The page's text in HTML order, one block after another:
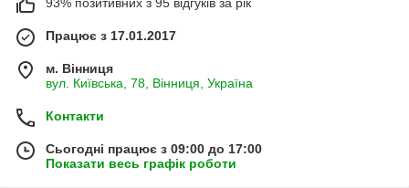
93% позитивних з 95 відгуків за рік
Працює з 17.01.2017
м. Вінниця
вул. Київська, 78, Вінниця, Україна
Контакти
Сьогодні працює з 09:00 до 17:00
Показати весь графік роботи